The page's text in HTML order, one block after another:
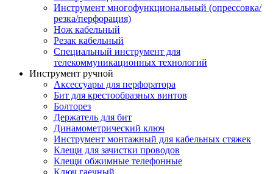
Инструмент многофункциональный (опрессовка/
резка/перфорация)
Нож кабельный
Резак кабельный
Специальный инструмент для
телекоммуникационных технологий
Инструмент ручной
Аксессуары для перфоратора
Бит для крестообразных винтов
Болторез
Держатель для бит
Динамометрический ключ
Инструмент монтажный для кабельных стяжек
Клещи для зачистки проводов
Клещи обжимные телефонные
Ключ гаечный